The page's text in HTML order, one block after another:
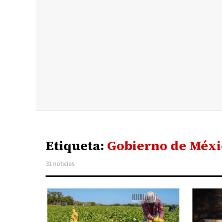
Etiqueta: Gobierno de
31 noticias